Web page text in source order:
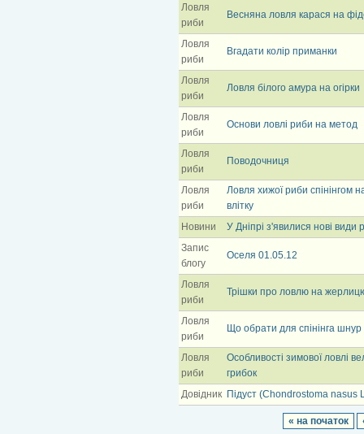
Ловля
риби
Весняна ловля карася на
Ловля
риби
Вгадати колір приманки
Ловля
риби
Ловля білого амура на огірки
Ловля
риби
Основи ловлі риби на метод
Ловля
риби
Поводочниця
Ловля
риби
Ловля хижої риби спінінгом
влітку
Новини
У Дніпрі з'явилися нові види
Запис
блогу
Оселя 01.05.12
Ловля
риби
Трішки про ловлю на
Ловля
риби
Що обрати для спінінга
Ловля
риби
Особливості зимової ловлі
грибок
Довідник Підуст (Chondrostoma nasus
« на початок